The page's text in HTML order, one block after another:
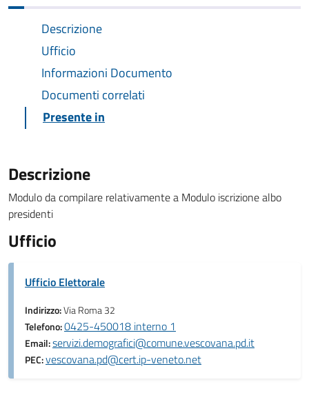
Descrizione
Ufficio
Informazioni Documento
Documenti correlati
Presente in
Descrizione
Modulo da compilare relativamente a Modulo iscrizione albo
presidenti
Ufficio
Ufficio Elettorale
Indirizzo:Via Roma 32
Telefono:0425-450018 interno 1
Email:servizi.demografici@comune.vescovana.pd.it
PEC:vescovana.pd@cert.ip-veneto.net